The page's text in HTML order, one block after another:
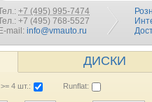
+7 (495) 995-7474
+7 (495) 768-5527
E-mail: info@vmauto.ru
ДИСКИ
4 шт.: Runflat: